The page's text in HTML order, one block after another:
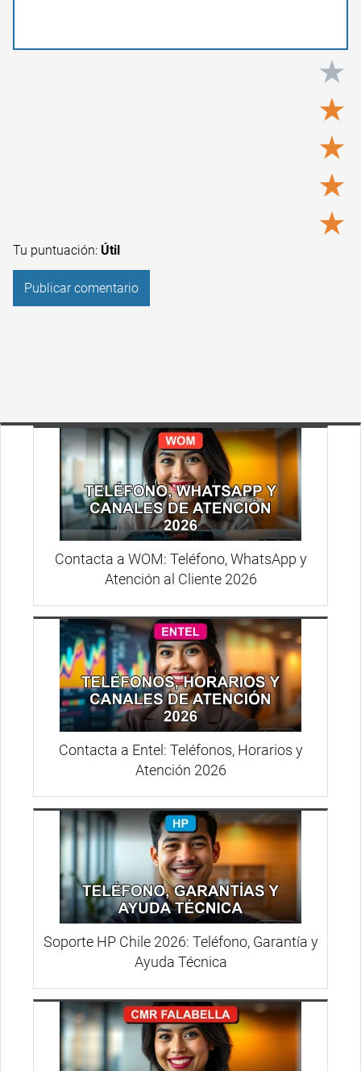
★
★
★
★
★
Tu puntuación: Útil
Contacta a WOM: Teléfono, WhatsApp y
Atención al Cliente 2026
Contacta a Entel: Teléfonos, Horarios y
Atención 2026
Soporte HP Chile 2026: Teléfono, Garantía y
Ayuda Técnica